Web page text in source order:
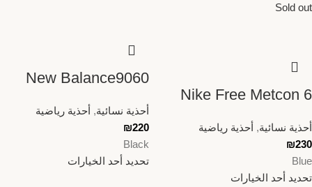
Sold out
Nike Free Metcon 6
أحذية نسائية, أحذية رياضية
₪230
Blue
تحديد أحد الخيارات
New Balance9060
أحذية نسائية, أحذية رياضية
₪220
Black
تحديد أحد الخيارات